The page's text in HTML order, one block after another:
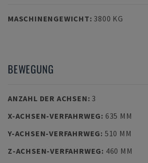
MASCHINENGEWICHT: 3800 KG
BEWEGUNG
ANZAHL DER ACHSEN: 3
X-ACHSEN-VERFAHRWEG: 635 MM
Y-ACHSEN-VERFAHRWEG: 510 MM
Z-ACHSEN-VERFAHRWEG: 460 MM